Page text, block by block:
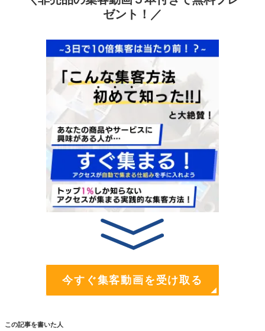
ゼント！／
今すぐ集客動画を受け取る
この記事を書いた人